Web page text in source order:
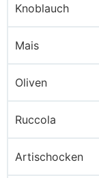
Knoblauch
Mais
Oliven
Ruccola
Artischocken